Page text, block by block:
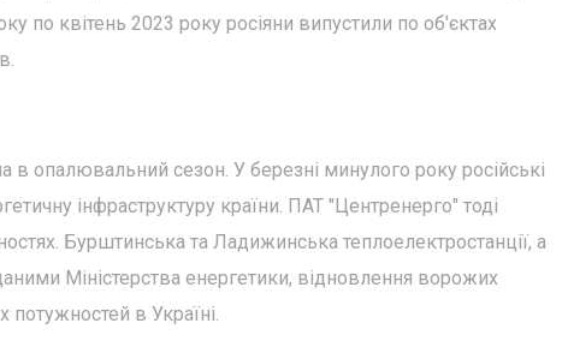
по квітень 2023 року росіяни випустили по об'єктах
в опалювальний сезон. У березні минулого року російські
інфраструктуру країни. ПАТ "Центренерго" тоді
Бурштинська та Ладижинська теплоелектростанції, а
Міністерства енергетики, відновлення ворожих
потужностей в Україні.